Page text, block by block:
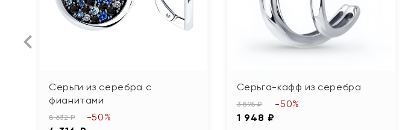
Серьги из серебра с
фианитами
8 632 ₽ -50%
Серьга-кафф из серебра
3 895 ₽
1 948 ₽
-50%